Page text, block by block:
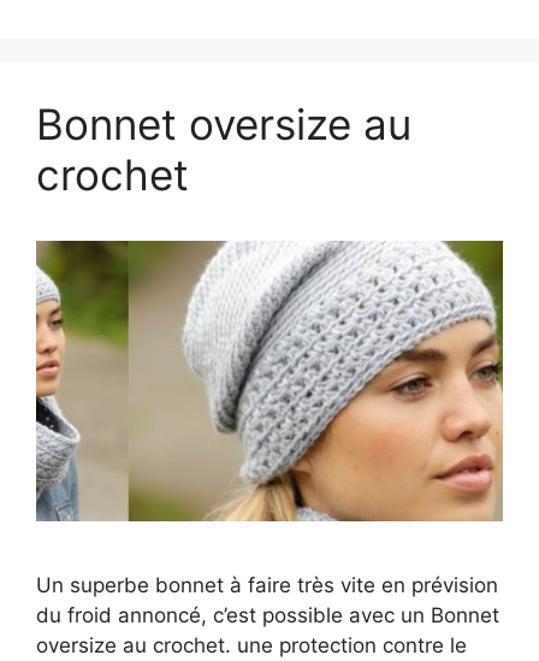
Bonnet oversize au
crochet
Un superbe bonnet à faire très vite en prévision
du froid annoncé, c’est possible avec un Bonnet
oversize au crochet. une protection contre le